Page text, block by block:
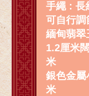
手繩 : 長
可自行調
緬甸翡翠
1.2厘米
米
銀色金
米